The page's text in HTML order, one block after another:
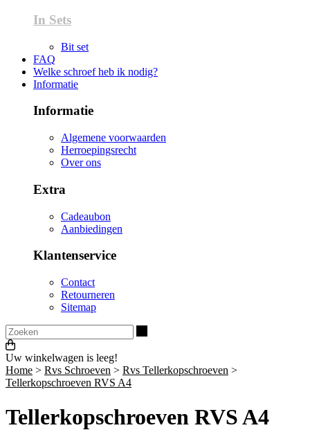
In Sets
Bit set
FAQ
Welke schroef heb ik nodig?
Informatie
Informatie
Algemene voorwaarden
Herroepingsrecht
Over ons
Extra
Cadeaubon
Aanbiedingen
Klantenservice
Contact
Retourneren
Sitemap
Uw winkelwagen is leeg!
Home > Rvs Schroeven > Rvs Tellerkopschroeven >
Tellerkopschroeven RVS A4
Tellerkopschroeven RVS A4